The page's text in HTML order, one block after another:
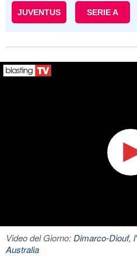
JUVENTUS SERIE A
Video del Giorno:Dimarco-Diouf,
Australia